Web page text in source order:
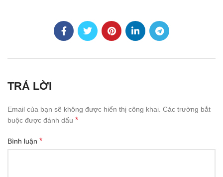
TRẢ LỜI
Email của bạn sẽ không được hiển thị công khai. Các trường bắt
buộc được đánh dấu *
Bình luận *